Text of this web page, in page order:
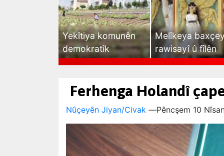
Yekîtiya komunên
demokratîk
Melîkeya
rawisayî û fîlên
Ferhenga Holandî
Nûçeyên Jiyan/Civak —Pêncşem 10